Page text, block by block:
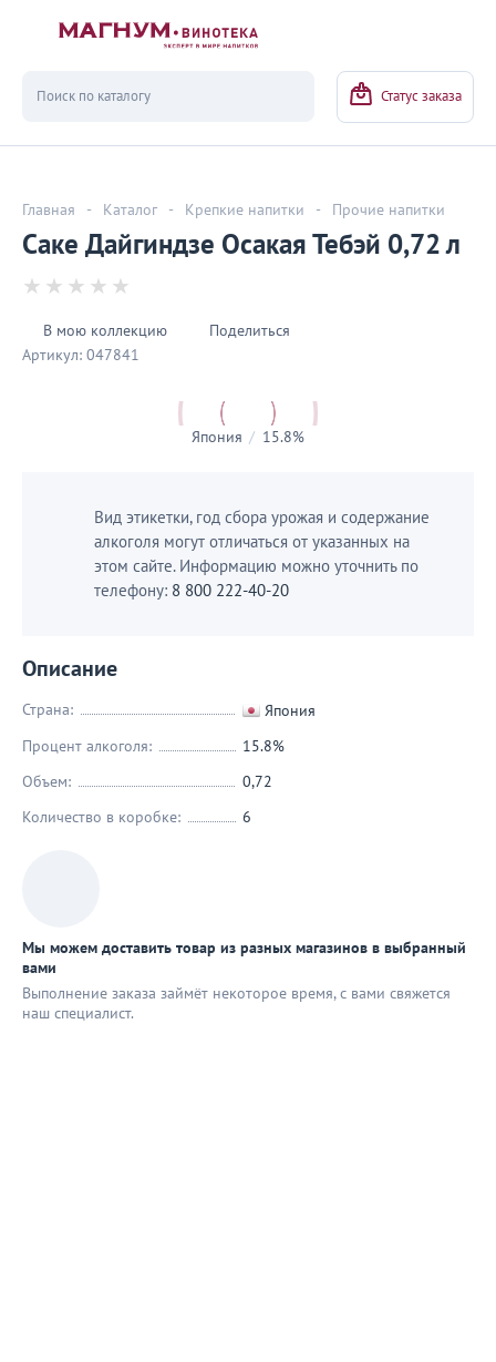
Статус заказа
Главная - Каталог - Крепкие напитки - Прочие напитки
Саке Дайгиндзе Осакая Тебэй 0,72 л
В мою коллекцию
Поделиться
Артикул: 047841
Япония / 15.8%
Вид этикетки, год сбора урожая и содержание
алкоголя могут отличаться от указанных на
этом сайте. Информацию можно уточнить по
телефону: 8 800 222-40-20
Описание
Страна:
Япония
Процент алкоголя:
15.8%
Объем:
0,72
Количество в коробке:
6
Мы можем доставить товар из разных магазинов в выбранный
вами
Выполнение заказа займёт некоторое время, с вами свяжется
наш специaлист.